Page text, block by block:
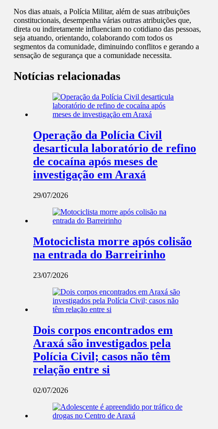
Nos dias atuais, a Polícia Militar, além de suas atribuições
constitucionais, desempenha várias outras atribuições que,
direta ou indiretamente influenciam no cotidiano das pessoas,
seja atuando, orientando, colaborando com todos os
segmentos da comunidade, diminuindo conflitos e gerando a
sensação de segurança que a comunidade necessita.
Notícias relacionadas
Operação da Polícia Civil
desarticula laboratório de refino
de cocaína após meses de
investigação em Araxá
29/07/2026
Motociclista morre após colisão
na entrada do Barreirinho
23/07/2026
Dois corpos encontrados em
Araxá são investigados pela
Polícia Civil; casos não têm
relação entre si
02/07/2026